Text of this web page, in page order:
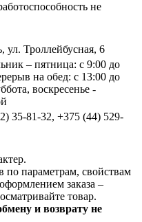
не
ул. Троллейбусная, 6
– пятница: с 9:00 до
на обед: с 13:00 до
воскресенье -
35-81-32, +375 (44) 529-
по параметрам, свойствам
заказа –
товар.
и возврату не